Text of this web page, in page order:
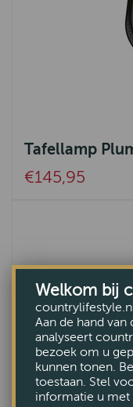
Tafellamp
€145,95
Welkom bij
Aan de hand
analyseert
bezoek om u
kunnen tonen.
toestaan. Stel
informatie u